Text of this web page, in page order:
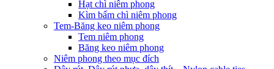
Hạt chì niêm phong
Kìm bấm chì niêm phong
Tem-Băng keo niêm phong
Tem niêm phong
Băng keo niêm phong
Niêm phong theo mục đích